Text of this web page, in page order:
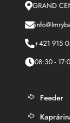
GRAND
+421 915
08:30 -
Feeder